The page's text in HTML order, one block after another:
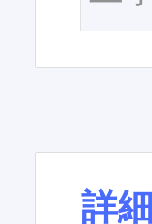
詳